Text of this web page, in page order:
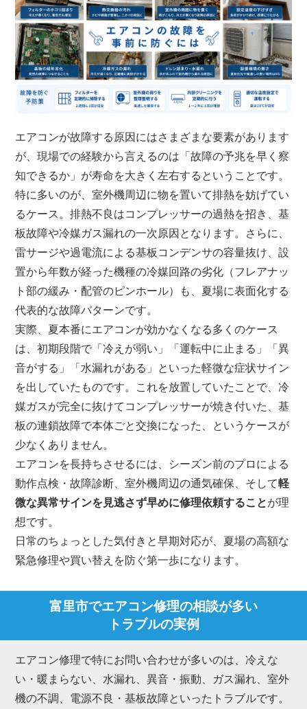
エアコンが故障する原因にはさまざまな要素があります
が、現場での経験から言えるのは「故障の予兆を早く察
知できるか」が寿命を大きく左右するということです。
特に多いのが、室外機周辺に物を置いて排熱を妨げてい
るケース。排熱不良はコンプレッサーの過熱を招き、基
板故障や冷媒ガス漏れの一次原因となります。さらに、
雷サージや過電流による基板コンデンサの容量抜け、設
置から年数が経った機種の冷媒回路の劣化（フレアナッ
ト部の緩み・配管のピンホール）も、夏場に表面化する
代表的な故障パターンです。
実際、夏本番にエアコンが効かなくなる多くのケース
は、初期段階で「冷えが弱い」「運転中に止まる」「異
音がする」「水漏れがある」といった軽微な症状サイン
を出していたものです。これを放置していたことで、冷
媒ガスが完全に抜けてコンプレッサーが焼き付いた、基
板の連鎖故障で本体ごと交換になった、というケースが
少なくありません。
エアコンを長持ちさせるには、シーズン前のプロによる
動作点検・故障診断、室外機周辺の通気確保、そして軽
微な異常サインを見逃さず早めに修理依頼することが理
想です。
日常のちょっとした気付きと早期対応が、夏場の高額な
緊急修理や買い替えを防ぐ第一歩になります。
富里市でエアコン修理の相談が多い
トラブルの実例
エアコン修理で特にお問い合わせが多いのは、冷えな
い・暖まらない、水漏れ、異音・振動、ガス漏れ、室外
機の不調、電源不良・基板故障といったトラブルです。